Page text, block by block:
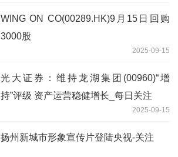
WING ON CO(00289.HK)9月15日回购
3000股
2025-09-15
光大证券：维持龙湖集团(00960)“增
持”评级 资产运营稳健增长_每日关注
2025-09-15
扬州新城市形象宣传片登陆央视-关注